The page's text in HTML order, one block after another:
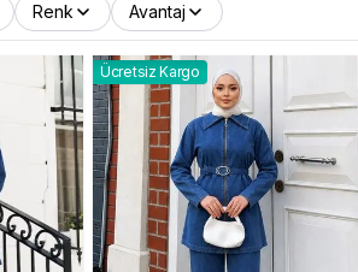
Renk Avantaj
Ücretsiz Kargo